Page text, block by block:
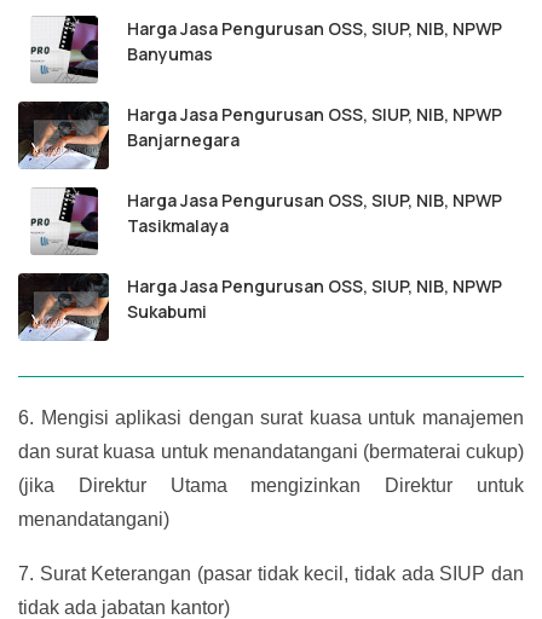
Harga Jasa Pengurusan OSS, SIUP, NIB, NPWP
Banyumas
Harga Jasa Pengurusan OSS, SIUP, NIB, NPWP
Banjarnegara
Harga Jasa Pengurusan OSS, SIUP, NIB, NPWP
Tasikmalaya
Harga Jasa Pengurusan OSS, SIUP, NIB, NPWP
Sukabumi
6. Mengisi aplikasi dengan surat kuasa untuk manajemen
dan surat kuasa untuk menandatangani (bermaterai cukup)
(jika Direktur Utama mengizinkan Direktur untuk
menandatangani)
7. Surat Keterangan (pasar tidak kecil, tidak ada SIUP dan
tidak ada jabatan kantor)